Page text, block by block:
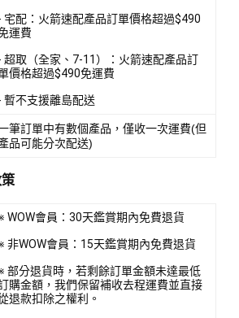
宅配：火箭速配產品訂單價格超過$490
運費
超取（全家、7-11）：火箭速配產品訂
價格超過$490免運費
暫不支援離島配送
筆訂單中有數個產品，僅收一次運費(但
品可能分次配送)
WOW會員：30天鑑賞期內免費退貨
非WOW會員：15天鑑賞期內免費退貨
部分退貨時，若剩餘訂單金額未達最低
購金額，我們保留補收去程運費並直接
退款扣除之權利。